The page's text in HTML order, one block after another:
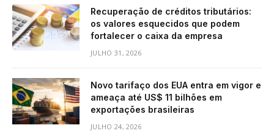
Recuperação de créditos tributários:
os valores esquecidos que podem
fortalecer o caixa da empresa
JULHO 31, 2026
Novo tarifaço dos EUA entra em vigor e
ameaça até US$ 11 bilhões em
exportações brasileiras
JULHO 24, 2026